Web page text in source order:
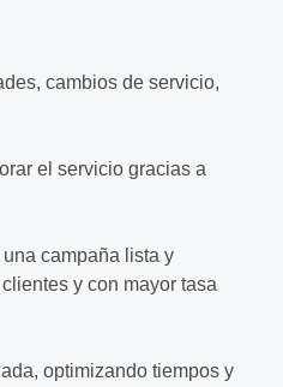
cambios de servicio,
el servicio gracias a
campaña lista y
y con mayor tasa
optimizando tiempos y